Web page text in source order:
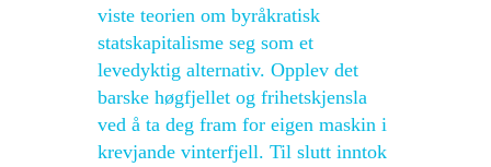
viste teorien om byråkratisk
statskapitalisme seg som et
levedyktig alternativ. Opplev det
barske høgfjellet og frihetskjensla
ved å ta deg fram for eigen maskin i
krevjande vinterfjell. Til slutt inntok